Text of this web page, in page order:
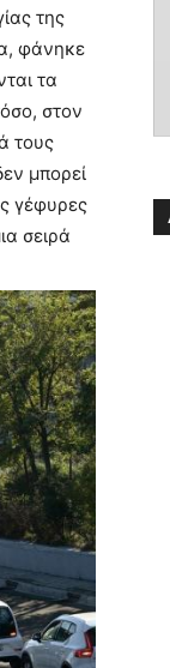
της
φάνηκε
τα
στον
τους
μπορεί
γέφυρες
σειρά